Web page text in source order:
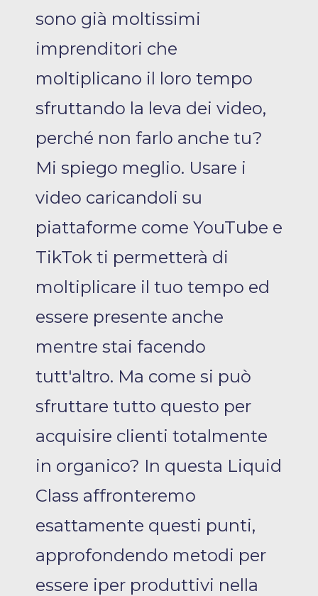
sono già moltissimi
imprenditori che
moltiplicano il loro tempo
sfruttando la leva dei video,
perché non farlo anche tu?
Mi spiego meglio. Usare i
video caricandoli su
piattaforme come YouTube e
TikTok ti permetterà di
moltiplicare il tuo tempo ed
essere presente anche
mentre stai facendo
tutt'altro. Ma come si può
sfruttare tutto questo per
acquisire clienti totalmente
in organico? In questa Liquid
Class affronteremo
esattamente questi punti,
approfondendo metodi per
essere iper produttivi nella